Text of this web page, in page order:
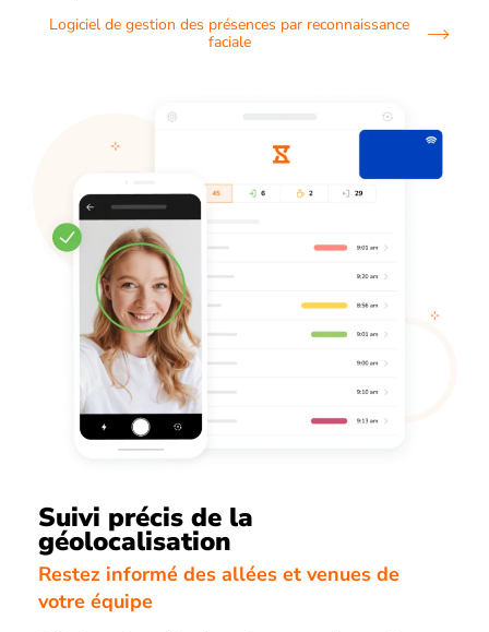
Logiciel de gestion des présences par reconnaissance
faciale
Suivi précis de la
géolocalisation
Restez informé des allées et venues de
votre équipe